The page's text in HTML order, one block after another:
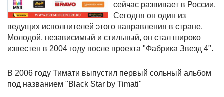
сейчас развивает в России.
Сегодня он один из
ведущих исполнителей этого направления в стране.
Молодой, независимый и стильный, он стал широко
известен в 2004 году после проекта "Фабрика Звезд 4".
В 2006 году Тимати выпустил первый сольный альбом
под названием "Black Star by Timati"